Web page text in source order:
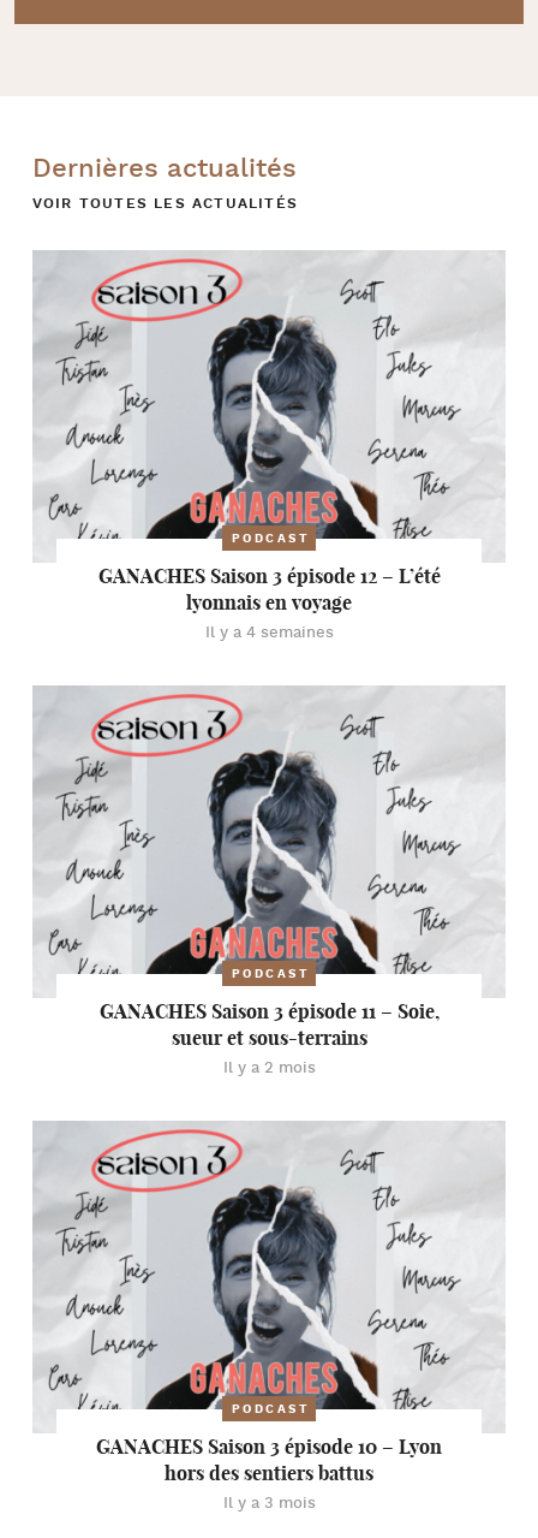
Dernières actualités
VOIR TOUTES LES ACTUALITÉS
PODCAST
GANACHES Saison 3 épisode 12 – L’été
lyonnais en voyage
Il y a 4 semaines
PODCAST
GANACHES Saison 3 épisode 11 – Soie,
sueur et sous-terrains
Il y a 2 mois
PODCAST
GANACHES Saison 3 épisode 10 – Lyon
hors des sentiers battus
Il y a 3 mois